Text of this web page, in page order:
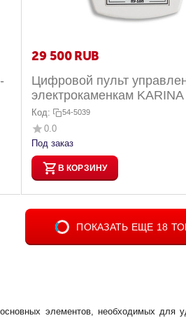
элементов, необходимых для
29 500 RUB
Цифровой пульт
электрокаменкам
CS32 от 18 до 32 кВт
Код: 54-5039
0.0
Под заказ
В КОРЗИНУ
ПОКАЗАТЬ ЕЩЕ 18